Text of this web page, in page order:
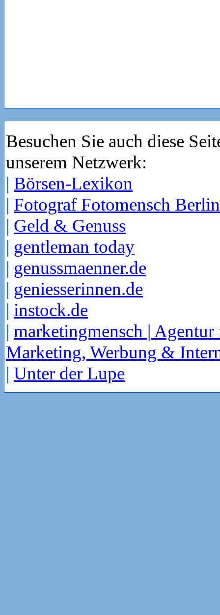
Besuchen Sie auch diese
unserem Netzwerk:
| Börsen-Lexikon
| Fotograf Fotomensch Berlin
| Geld & Genuss
| gentleman today
| genussmaenner.de
| geniesserinnen.de
| instock.de
| marketingmensch | Agentur
Marketing, Werbung &
| Unter der Lupe